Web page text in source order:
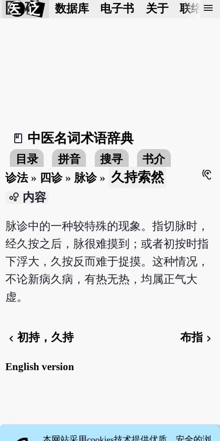
医 砭 数据库 电子书 关于 联络我
menu
book_2
中医名词术语辞典
目录 拼音 搜寻
书介
诊法» 四诊» 脉诊» 久持索然
hearing
bubble_chart 内容
脉诊中的一种较特殊的现象。指切脉时，
经久按之后，脉很难摸到；或者初按时指
下浮大，久按反而难于捉摸。这种情况，
不论新病久病，有热无热，均属正气大
虚。
chevron_left初持，久持 布指chevron_right
English version